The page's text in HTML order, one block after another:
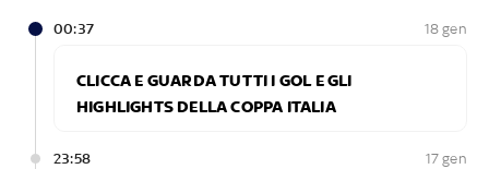
00:37 18 gen
CLICCA E GUARDA TUTTI I GOL E GLI
HIGHLIGHTS DELLA COPPA ITALIA
23:58 17 gen